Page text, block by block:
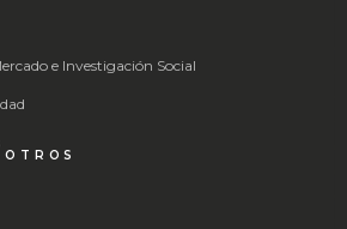
e Investigación Social